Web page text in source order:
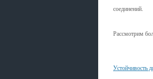
соединений.
Рассмотрим
Устойчивость